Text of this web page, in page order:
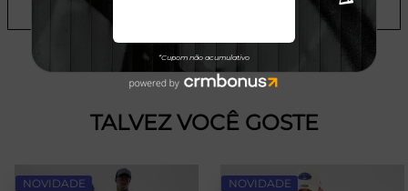
ADICIONAR A LISTA DE DESEJOS
TALVEZ VOCÊ GOSTE
NOVIDADE NOVIDADE